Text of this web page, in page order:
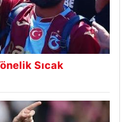
Sıcak